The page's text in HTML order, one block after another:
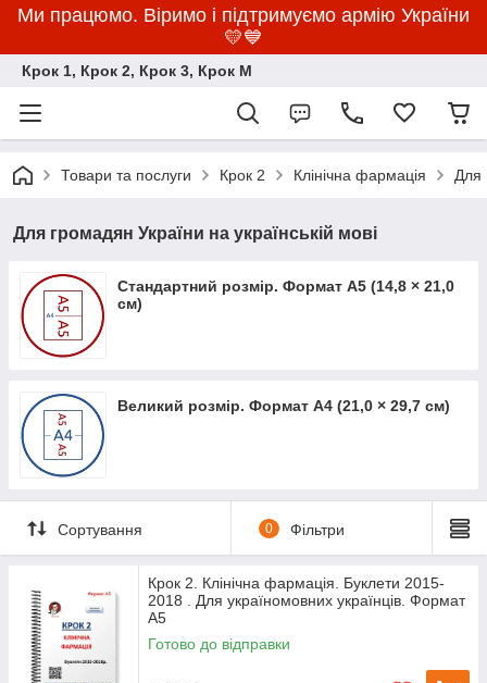
Ми працюмо. Віримо і підтримуємо армію України
💛💙
Крок 1, Крок 2, Крок 3, Крок M
Товари та послуги Крок 2 Клінічна фармація Для
Для громадян України на українській мові
Стандартний розмір. Формат А5 (14,8 × 21,0
см)
Великий розмір. Формат А4 (21,0 × 29,7 см)
Сортування 0 Фільтри
Крок 2. Клінічна фармація. Буклети 2015-
2018 . Для україномовних українців. Формат
А5
Готово до відправки